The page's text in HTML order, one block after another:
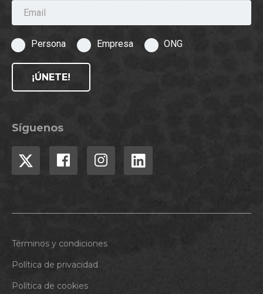
Email
Persona Empresa ONG
¡ÚNETE!
Síguenos
Términos y condiciones
Política de privacidad
Política de cookies